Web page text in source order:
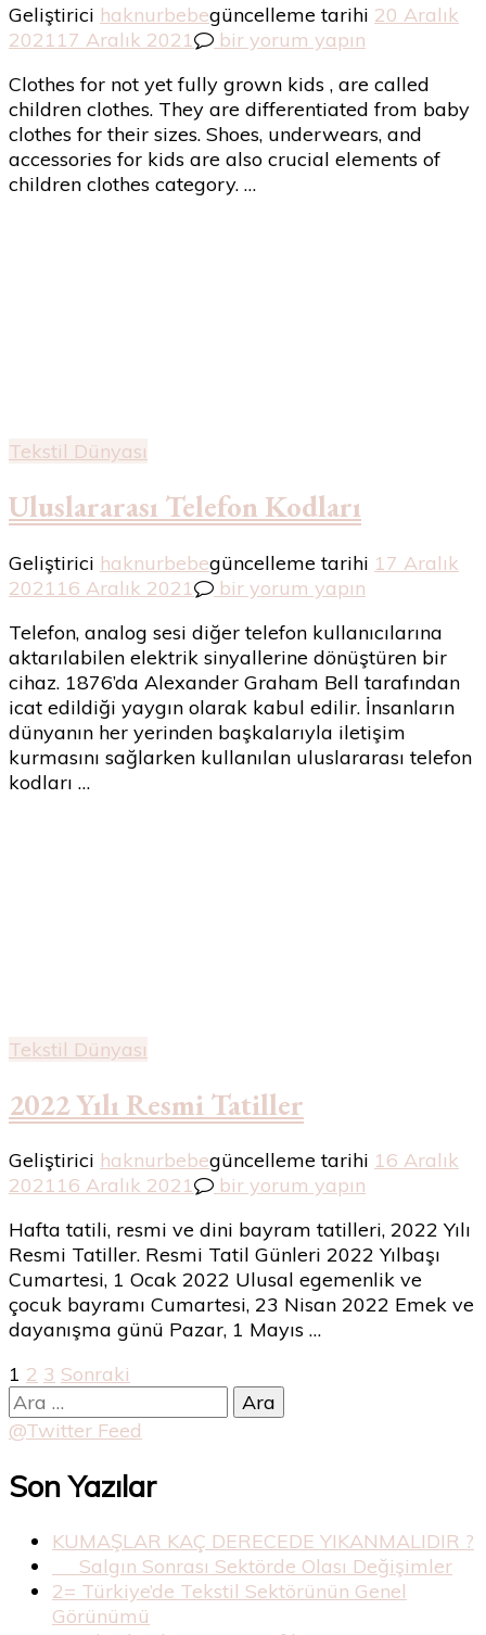
Geliştirici haknurbebegüncelleme tarihi 20 Aralık
202117 Aralık 2021
Wholesale
and
Kidswear
için
bir yorum yapın
Clothes for not yet fully grown kids , are called
children clothes. They are differentiated from baby
clothes for their sizes. Shoes, underwears, and
accessories for kids are also crucial elements of
children clothes category. …
Tekstil Dünyası
Uluslararası Telefon Kodları
Geliştirici haknurbebegüncelleme tarihi 17 Aralık
2021 16 Aralık 2021
Uluslararası
Kodları
için
bir yorum yapın
Telefon, analog sesi diğer telefon kullanıcılarına
aktarılabilen elektrik sinyallerine dönüştüren bir
cihaz. 1876’da Alexander Graham Bell tarafından
icat edildiği yaygın olarak kabul edilir. İnsanların
dünyanın her yerinden başkalarıyla iletişim
kurmasını sağlarken kullanılan uluslararası telefon
kodları …
Tekstil Dünyası
2022 Yılı Resmi Tatiller
Geliştirici haknurbebegüncelleme tarihi 16 Aralık
202116 Aralık 2021
2022
Resmi
Tatiller
için
bir yorum yapın
Hafta tatili, resmi ve dini bayram tatilleri, 2022 Yılı
Resmi Tatiller. Resmi Tatil Günleri 2022 Yılbaşı
Cumartesi, 1 Ocak 2022 Ulusal egemenlik ve
çocuk bayramı Cumartesi, 23 Nisan 2022 Emek ve
dayanışma günü Pazar, 1 Mayıs …
Yazı
dolaşımı
Sayfa
1 Sayfa
2 Sayfa
3 Sonraki
Arama:
@Twitter Feed
Son Yazılar
KUMAŞLAR KAÇ DERECEDE YIKANMALIDIR ?
Salgın Sonrası Sektörde Olası Değişimler
2= Türkiye’de Tekstil Sektörünün Genel
Görünümü